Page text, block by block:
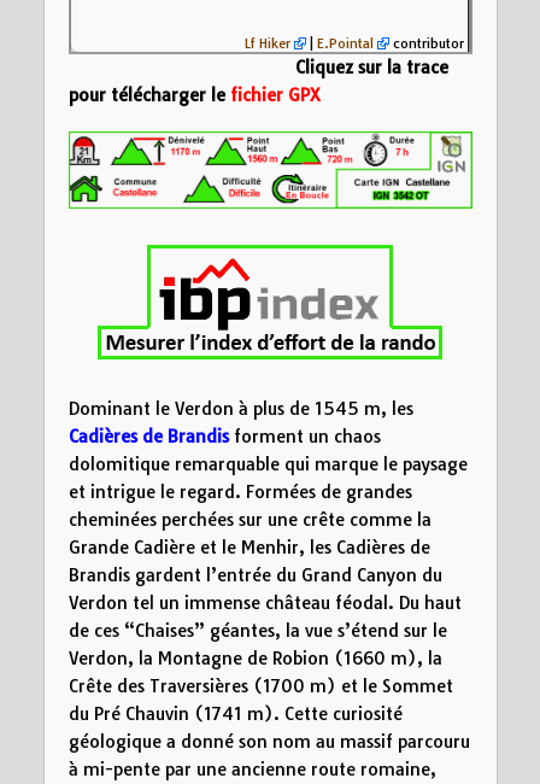
1500
20
Distance (km)
Nom:Les
Distance:
Altitude minimum:
Altitude maximum:
Lf Hiker | E.Pointal contributor
Cliquez sur la trace
pour télécharger le fichier GPX
Dominant le Verdon à plus de 1545 m, les
Cadières de Brandis forment un chaos
dolomitique remarquable qui marque le paysage
et intrigue le regard. Formées de grandes
cheminées perchées sur une crête comme la
Grande Cadière et le Menhir, les Cadières de
Brandis gardent l’entrée du Grand Canyon du
Verdon tel un immense château féodal. Du haut
de ces “Chaises” géantes, la vue s’étend sur le
Verdon, la Montagne de Robion (1660 m), la
Crête des Traversières (1700 m) et le Sommet
du Pré Chauvin (1741 m). Cette curiosité
géologique a donné son nom au massif parcouru
à mi-pente par une ancienne route romaine,